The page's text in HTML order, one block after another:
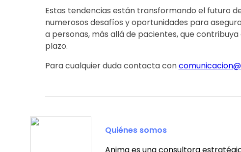
Estas tendencias están transformando el futuro
numerosos desafíos y oportunidades para
a personas, más allá de pacientes, que
plazo.
Para cualquier duda contacta con
Quiénes somos